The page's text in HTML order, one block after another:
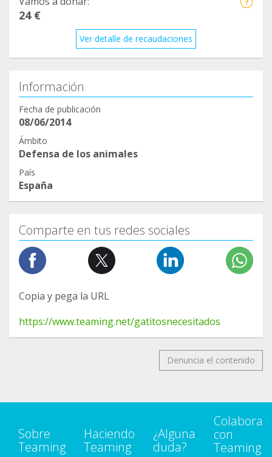
24 €
Ver detalle de recaudaciones
Información
Fecha de publicación
08/06/2014
Ámbito
Defensa de los animales
País
España
Comparte en tus redes sociales
Copia y pega la URL
https://www.teaming.net/gatitosnecesitados
Denuncia el contenido
Sobre
Teaming
Haciendo
Teaming
¿Alguna
duda?
Colabora
con
Teaming